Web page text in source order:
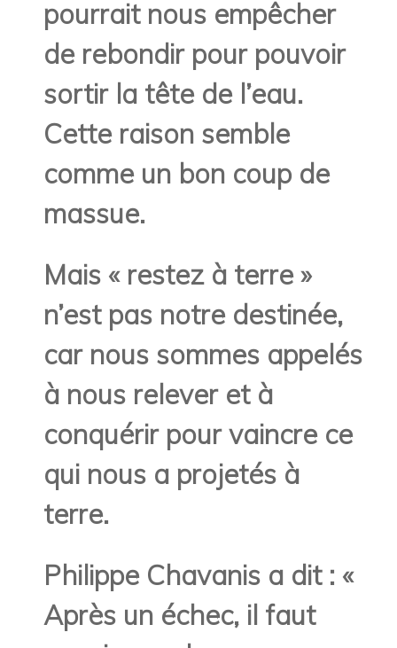
pourrait nous empêcher
de rebondir pour pouvoir
sortir la tête de l’eau.
Cette raison semble
comme un bon coup de
massue.
Mais « restez à terre »
n’est pas notre destinée,
car nous sommes appelés
à nous relever et à
conquérir pour vaincre ce
qui nous a projetés à
terre.
Philippe Chavanis a dit : «
Après un échec, il faut